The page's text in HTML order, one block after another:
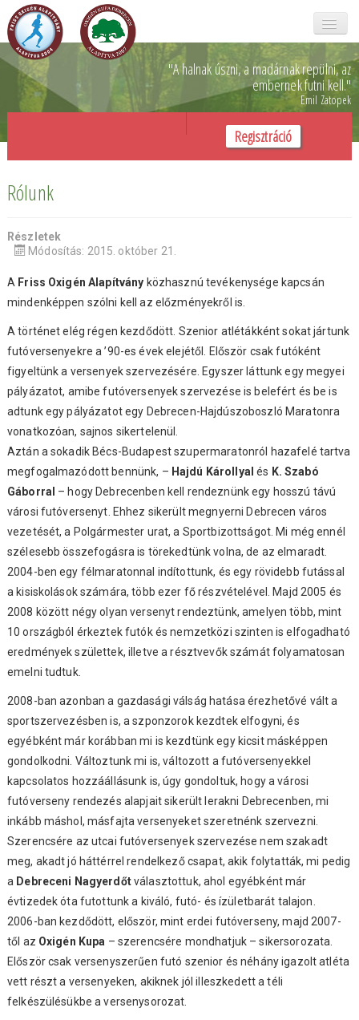
"A halnak úszni, a madárnak repülni,az
embernek futni kell."
Emil Zatopek
Főoldal
Oxigén kupa
SZJA 1%
Támogatóink
Regisztráció
Rólunk
Részletek
Módosítás: 2015. október 21.
A Friss Oxigén Alapítvány közhasznú tevékenysége kapcsán
mindenképpen szólni kell az előzményekről is.
A történet elég régen kezdődött. Szenior atlétákként sokat jártunk
futóversenyekre a ’90-es évek elejétől. Először csak futóként
figyeltünk a versenyek szervezésére. Egyszer láttunk egy megyei
pályázatot, amibe futóversenyek szervezése is belefért és be is
adtunk egy pályázatot egy Debrecen-Hajdúszoboszló Maratonra
vonatkozóan, sajnos sikertelenül.
Aztán a sokadik Bécs-Budapest szupermaratonról hazafelé tartva
megfogalmazódott bennünk, – Hajdú Károllyal és K. Szabó
Gáborral – hogy Debrecenben kell rendeznünk egy hosszú távú
városi futóversenyt. Ehhez sikerült megnyerni Debrecen város
vezetését, a Polgármester urat, a Sportbizottságot. Mi még ennél
szélesebb összefogásra is törekedtünk volna, de az elmaradt.
2004-ben egy félmaratonnal indítottunk, és egy rövidebb futással
a kisiskolások számára, több ezer fő részvételével. Majd 2005 és
2008 között négy olyan versenyt rendeztünk, amelyen több, mint
10 országból érkeztek futók és nemzetközi szinten is elfogadható
eredmények születtek, illetve a résztvevők számát folyamatosan
emelni tudtuk.
2008-ban azonban a gazdasági válság hatása érezhetővé vált a
sportszervezésben is, a szponzorok kezdtek elfogyni, és
egyébként már korábban mi is kezdtünk egy kicsit másképpen
gondolkodni. Változtunk mi is, változott a futóversenyekkel
kapcsolatos hozzáállásunk is, úgy gondoltuk, hogy a városi
futóverseny rendezés alapjait sikerült lerakni Debrecenben, mi
inkább máshol, másfajta versenyeket szeretnénk szervezni.
Szerencsére az utcai futóversenyek szervezése nem szakadt
meg, akadt jó háttérrel rendelkező csapat, akik folytatták, mi pedig
a Debreceni Nagyerdőtválasztottuk, ahol egyébként már
évtizedek óta futottunk a kiváló, futó- és ízületbarát talajon.
2006-ban kezdődött, először, mint erdei futóverseny, majd 2007-
től az Oxigén Kupa – szerencsére mondhatjuk – sikersorozata.
Először csak versenyszerűen futó szenior és néhány igazolt atléta
vett részt a versenyeken, akiknek jól illeszkedett a téli
felkészülésükbe a versenysorozat.